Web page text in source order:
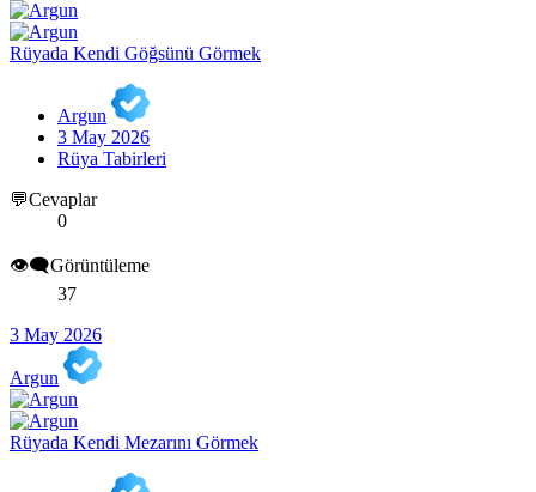
Rüyada Kendi Göğsünü Görmek
Argun
3 May 2026
Rüya Tabirleri
💬Cevaplar
0
👁️‍🗨️Görüntüleme
37
3 May 2026
Argun
Rüyada Kendi Mezarını Görmek